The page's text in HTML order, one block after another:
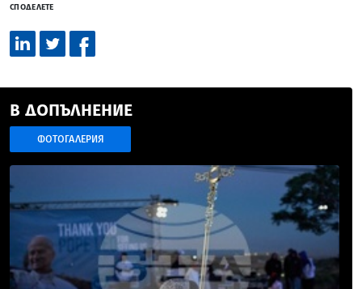
СПОДЕЛЕТЕ
В ДОПЪЛНЕНИЕ
ФОТОГАЛЕРИЯ